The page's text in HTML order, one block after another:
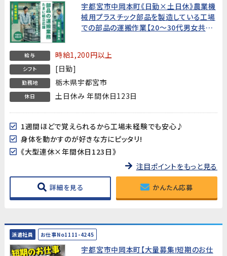
宇都宮市中岡本町《日勤×土日休》農業機
械用プラスチック部品を製造している工場
での部品の運搬作業【20～30代男女共に
給与 時給1,200円以上
シフト [日勤]
勤務地 栃木県宇都宮市
休日 土日休み 年間休日123日
1週間ほどで覚えられるから工場未経験でも安心♪
身体を動かすのが好きな方にピッタリ!
《大型連休×年間休日123日》
注目ポイントをもっと見る
詳細を見る かんたん応募
派遣社員 お仕事No1111-4245
宇都宮市中岡本町【大量募集!短期のお仕